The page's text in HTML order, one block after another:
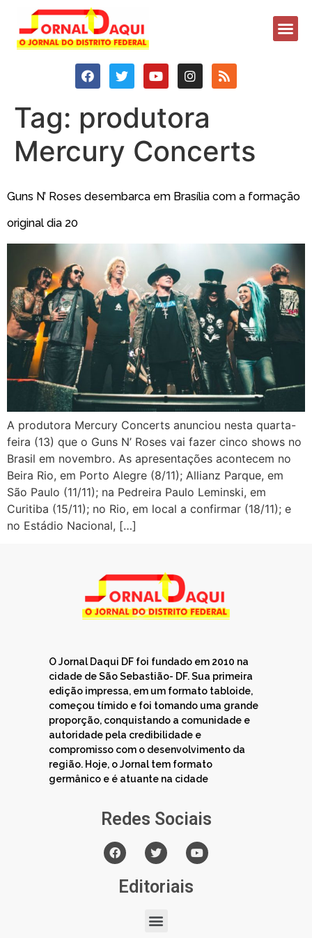
Tag: produtora
Mercury Concerts
Guns N’ Roses desembarca em Brasília com a formação
original dia 20
A produtora Mercury Concerts anunciou nesta quarta-
feira (13) que o Guns N’ Roses vai fazer cinco shows no
Brasil em novembro. As apresentações acontecem no
Beira Rio, em Porto Alegre (8/11); Allianz Parque, em
São Paulo (11/11); na Pedreira Paulo Leminski, em
Curitiba (15/11); no Rio, em local a confirmar (18/11); e
no Estádio Nacional, […]
O Jornal Daqui DF foi fundado em 2010 na
cidade de São Sebastião- DF. Sua primeira
edição impressa, em um formato tabloide,
começou tímido e foi tomando uma grande
proporção, conquistando a comunidade e
autoridade pela credibilidade e
compromisso com o desenvolvimento da
região. Hoje, o Jornal tem formato
germânico e é atuante na cidade
Redes Sociais
Editoriais